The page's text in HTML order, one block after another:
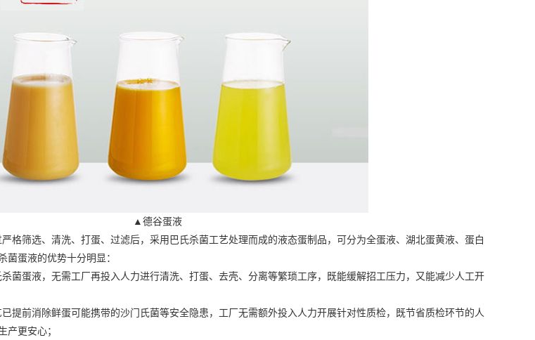
▲德谷蛋液
格筛选、清洗、打蛋、过滤后，采用巴氏杀菌工艺处理而成的液态蛋制品，可分为全蛋液、 湖北蛋黄液、蛋白
菌蛋液的优势十分明显：
蛋液，无需工厂再投入人力进行清洗、打蛋、去壳、分离等繁琐工序，既能缓解招工压力，又能减少人工开
前消除鲜蛋可能携带的沙门氏菌等安全隐患，工厂无需额外投入人力开展针对性质检，既节省质检环节的人
产更安心；